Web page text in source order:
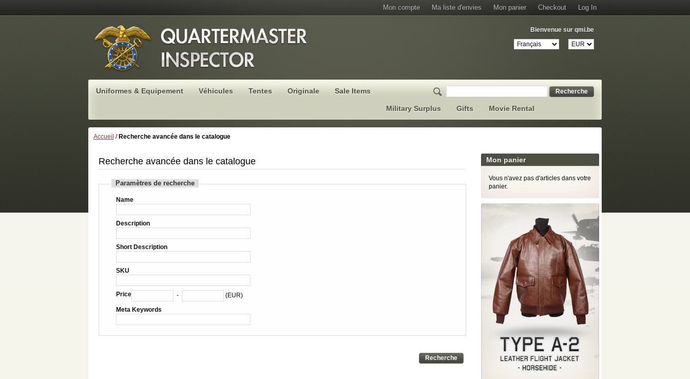
Mon compte Ma liste d'envies Mon panier Checkout Log In
Bienvenue sur qmi.be
Recherche
Uniformes & Equipement Véhicules Tentes Originale Sale Items
Military Surplus Gifts Movie Rental
Accueil / Recherche avancée dans le catalogue
Recherche avancée dans le catalogue
Paramètres de recherche
Name
Description
Short Description
SKU
Price -
(EUR)
Meta Keywords
Recherche
Mon panier
Vous n'avez pas d'articles dans votre
panier.